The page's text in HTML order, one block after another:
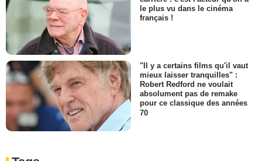
le plus vu dans le cinéma
français !
"Il y a certains films qu'il vaut
mieux laisser tranquilles" :
Robert Redford ne voulait
absolument pas de remake
pour ce classique des années
70